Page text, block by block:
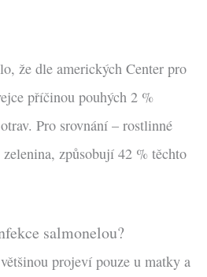
že dle amerických Center pro
příčinou pouhých 2 %
Pro srovnání – rostlinné
způsobují 42 % těchto
salmonelou?
projeví pouze u matky a